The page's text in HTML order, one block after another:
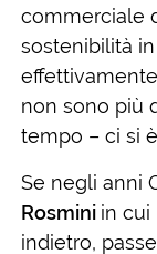
commerciale
sostenibilità
non sono più
tempo – ci si
Se negli anni
Rosmini in cui
indietro,